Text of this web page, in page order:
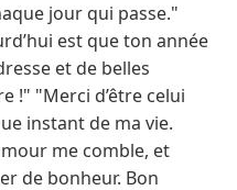
jour qui passe."
est que ton année
et de belles
!" "Merci d’être celui
instant de ma vie.
me comble, et
de bonheur. Bon